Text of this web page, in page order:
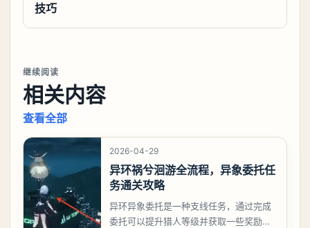
技巧
继续阅读
相关内容
查看全部
2026-04-29
异环祸兮洄游全流程，异象委托任
务通关攻略
异环异象委托是一种支线任务，通过完成
委托可以提升猎人等级并获取一些奖励，